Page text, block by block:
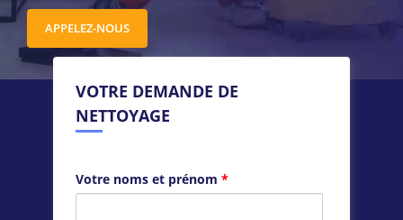
APPELEZ-NOUS
VOTRE DEMANDE DE
NETTOYAGE
Votre noms et prénom *